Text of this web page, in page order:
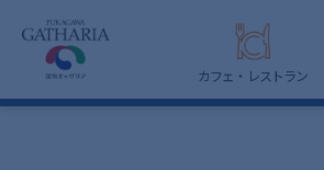
カフェ・レストラン